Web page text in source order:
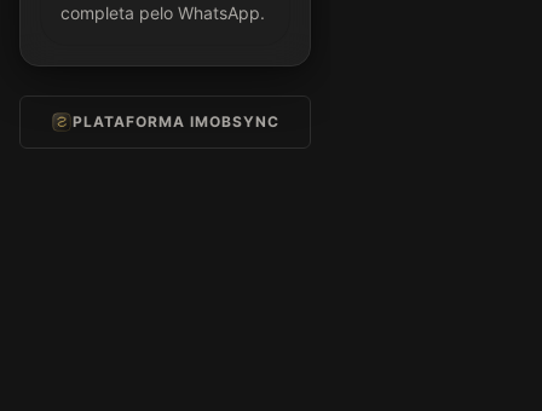
completa pelo WhatsApp.
PLATAFORMA IMOBSYNC